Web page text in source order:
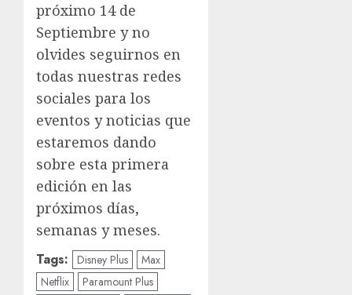
próximo 14 de
Septiembre y no
olvides seguirnos en
todas nuestras redes
sociales para los
eventos y noticias que
estaremos dando
sobre esta primera
edición en las
próximos días,
semanas y meses.
Tags: Disney Plus
Max
Netflix
Paramount Plus